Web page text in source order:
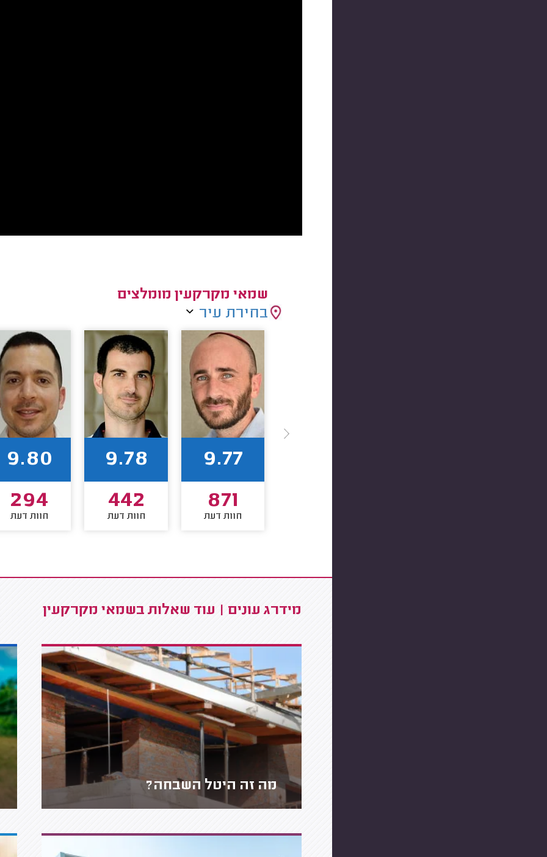
שמאי מקרקעין מומלצים
בחירת עיר
9.77
871
חוות דעת
9.78
442
חוות דעת
9.80
294
חוות דעת
מידרג עונים | עוד שאלות בשמאי מקרקעין
מה זה היטל השבחה?